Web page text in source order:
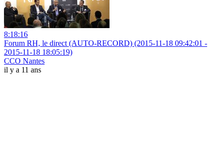
8:18:16
Forum RH, le direct (AUTO-RECORD) (2015-11-18 09:42:01 -
2015-11-18 18:05:19)
CCO Nantes
il y a 11 ans